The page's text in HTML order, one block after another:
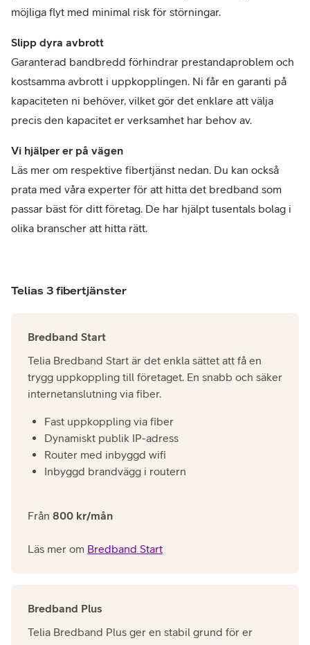
möjliga flyt med minimal risk för störningar.
Slipp dyra avbrott
Garanterad bandbredd förhindrar prestandaproblem och
kostsamma avbrott i uppkopplingen. Ni får en garanti på
kapaciteten ni behöver, vilket gör det enklare att välja
precis den kapacitet er verksamhet har behov av.
Vi hjälper er på vägen
Läs mer om respektive fibertjänst nedan. Du kan också
prata med våra experter för att hitta det bredband som
passar bäst för ditt företag. De har hjälpt tusentals bolag i
olika branscher att hitta rätt.
Telias 3 fibertjänster
Bredband Start
Telia Bredband Start är det enkla sättet att få en
trygg uppkoppling till företaget. En snabb och säker
internetanslutning via fiber.
Fast uppkoppling via fiber
Dynamiskt publik IP-adress
Router med inbyggd wifi
Inbyggd brandvägg i routern
Från 800 kr/mån
Läs mer om Bredband Start
Bredband Plus
Telia Bredband Plus ger en stabil grund för er